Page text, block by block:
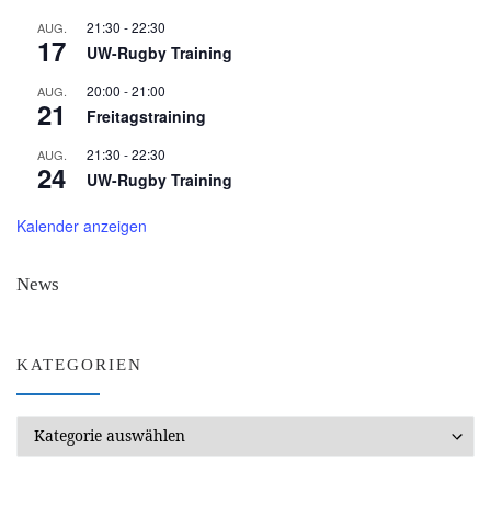
AUG.
17
21:30 -22:30
UW-Rugby Training
AUG.
21
20:00 -21:00
Freitagstraining
AUG.
24
21:30 -22:30
UW-Rugby Training
Kalender anzeigen
News
KATEGORIEN